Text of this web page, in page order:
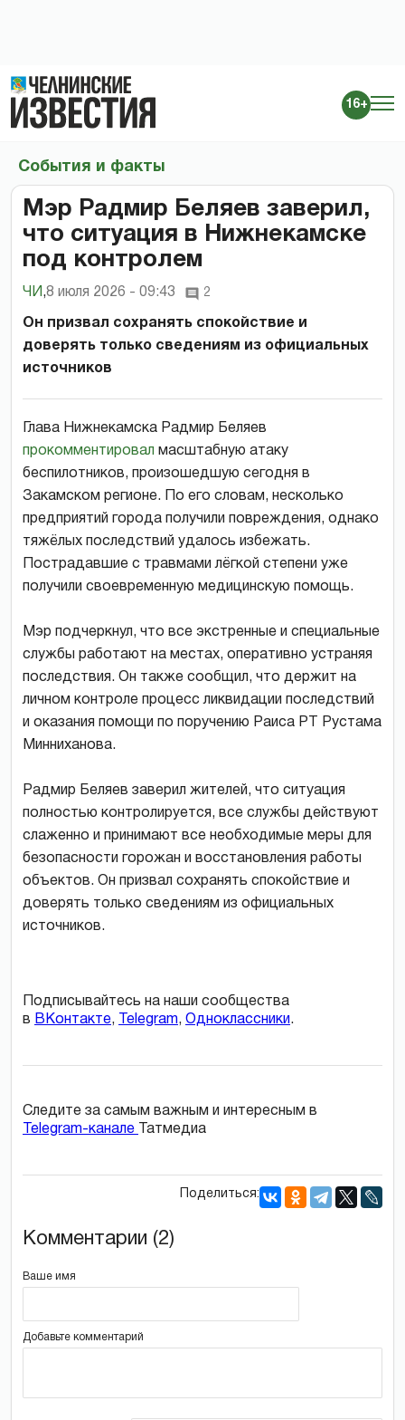
16+
События и факты
Мэр Радмир Беляев заверил,
что ситуация в Нижнекамске
под контролем
ЧИ ,8 июля 2026 - 09:43 2
Он призвал сохранять спокойствие и
доверять только сведениям из официальных
источников
Глава Нижнекамска Радмир Беляев
прокомментировал масштабную атаку
беспилотников, произошедшую сегодня в
Закамском регионе. По его словам, несколько
предприятий города получили повреждения, однако
тяжёлых последствий удалось избежать.
Пострадавшие с травмами лёгкой степени уже
получили своевременную медицинскую помощь.
Мэр подчеркнул, что все экстренные и специальные
службы работают на местах, оперативно устраняя
последствия. Он также сообщил, что держит на
личном контроле процесс ликвидации последствий
и оказания помощи по поручению Раиса РТ Рустама
Минниханова.
Радмир Беляев заверил жителей, что ситуация
полностью контролируется, все службы действуют
слаженно и принимают все необходимые меры для
безопасности горожан и восстановления работы
объектов. Он призвал сохранять спокойствие и
доверять только сведениям из официальных
источников.
Подписывайтесь на наши сообщества
в ВКонтакте, Telegram, Одноклассники.
Следите за самым важным и интересным в
Telegram-канале
Татмедиа
Поделиться:
Комментарии (2)
Ваше имя
Добавьте комментарий